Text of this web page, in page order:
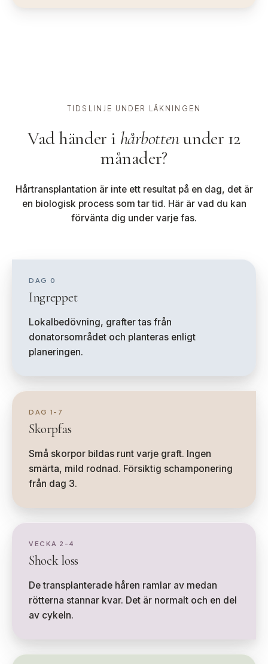
TIDSLINJE UNDER LÄKNINGEN
Vad händer i hårbottenunder 12
månader?
Hårtransplantation är inte ett resultat på en dag, det är
en biologisk process som tar tid. Här är vad du kan
förvänta dig under varje fas.
DAG 0
Ingreppet
Lokalbedövning, grafter tas från
donatorsområdet och planteras enligt
planeringen.
DAG 1-7
Skorpfas
Små skorpor bildas runt varje graft. Ingen
smärta, mild rodnad. Försiktig schamponering
från dag 3.
VECKA 2-4
Shock loss
De transplanterade håren ramlar av medan
rötterna stannar kvar. Det är normalt och en del
av cykeln.